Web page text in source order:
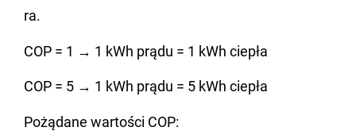
ra.
COP = 1 → 1 kWh prądu = 1 kWh cie­pła
COP = 5 → 1 kWh prądu = 5 kWh cie­pła
Po­żą­da­ne war­to­ści COP: